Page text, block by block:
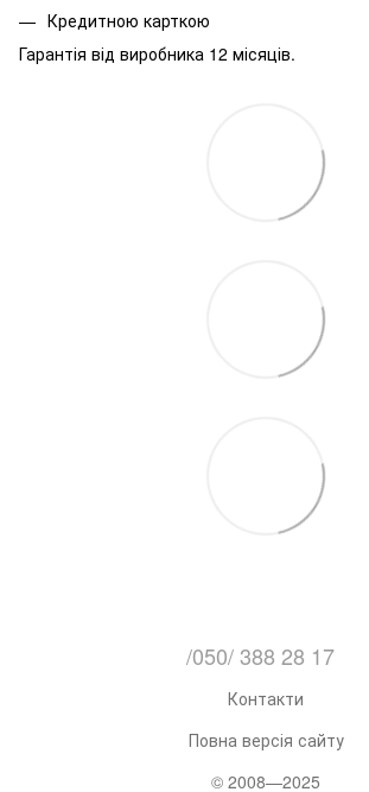
Кредитною карткою
Гарантія від виробника 12 місяців.
/050/ 388 28 17
Контакти
Повна версія сайту
© 2008—2025